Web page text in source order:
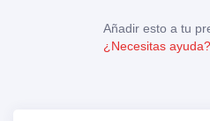
Añadir esto a tu
¿Necesitas ayuda?